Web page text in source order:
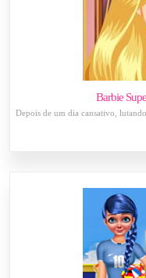
Barbie
Depois de um dia cansativo,